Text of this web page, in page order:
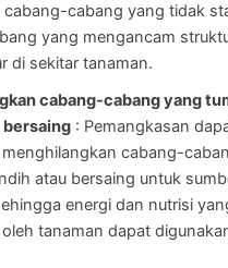
cabang yang tidak
yang mengancam
di sekitar tanaman.
cabang-cabang yang
: Pemangkasan
cabang-
atau bersaing untuk
energi dan nutrisi
tanaman dapat